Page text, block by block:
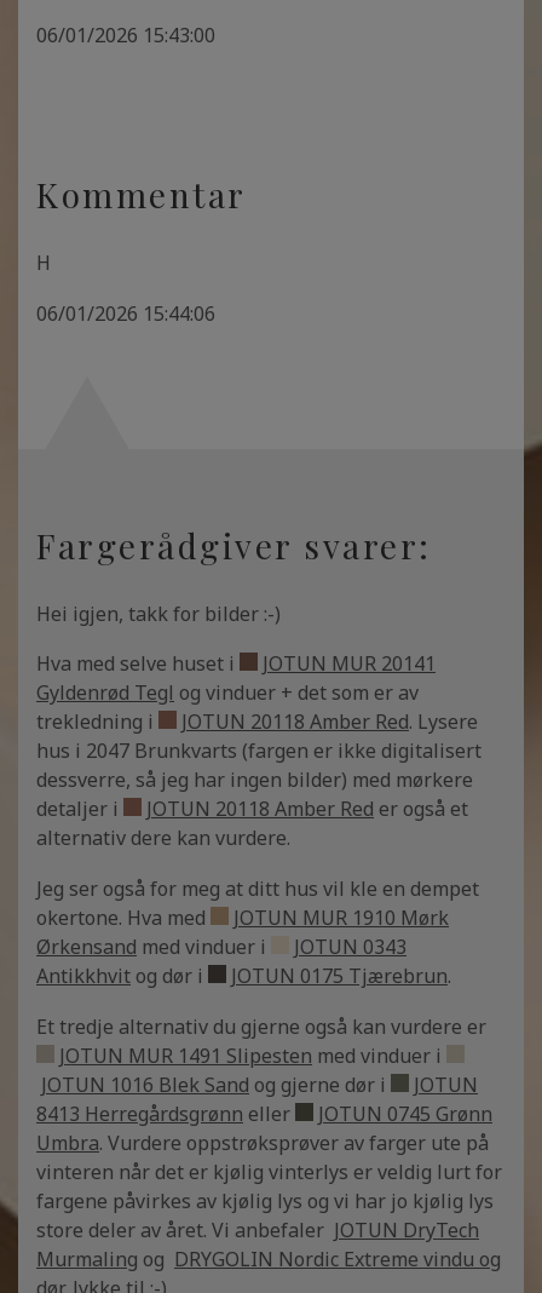
06/01/2026 15:43:00
Kommentar
H
06/01/2026 15:44:06
Fargerådgiver svarer:
Hei igjen, takk for bilder :-)
Hva med selve huset i
JOTUN MUR 20141
Gyldenrød Tegl og vinduer + det som er av
trekledning i
JOTUN 20118 Amber Red. Lysere
hus i 2047 Brunkvarts (fargen er ikke digitalisert
dessverre, så jeg har ingen bilder) med mørkere
detaljer i
JOTUN 20118 Amber Red er også et
alternativ dere kan vurdere.
Jeg ser også for meg at ditt hus vil kle en dempet
okertone. Hva med
JOTUN MUR 1910 Mørk
Ørkensand med vinduer i
JOTUN 0343
Antikkhvit og dør i JOTUN 0175 Tjærebrun.
Et tredje alternativ du gjerne også kan vurdere er
JOTUN MUR 1491 Slipesten med vinduer i
JOTUN 1016 Blek Sand og gjerne dør i
JOTUN
8413 Herregårdsgrønn eller
JOTUN 0745 Grønn
Umbra. Vurdere oppstrøksprøver av farger ute på
vinteren når det er kjølig vinterlys er veldig lurt for
fargene påvirkes av kjølig lys og vi har jo kjølig lys
store deler av året. Vi anbefaler JOTUN DryTech
Murmaling og DRYGOLIN Nordic Extreme vindu og
dør, lykke til :-)